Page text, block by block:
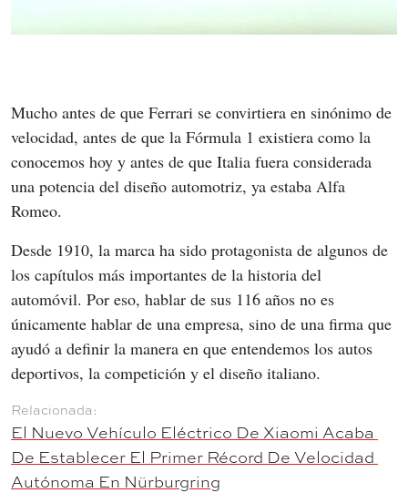
Mucho antes de que Ferrari se convirtiera en sinónimo de
velocidad, antes de que la Fórmula 1 existiera como la
conocemos hoy y antes de que Italia fuera considerada
una potencia del diseño automotriz, ya estaba Alfa
Romeo.
Desde 1910, la marca ha sido protagonista de algunos de
los capítulos más importantes de la historia del
automóvil. Por eso, hablar de sus 116 años no es
únicamente hablar de una empresa, sino de una firma que
ayudó a definir la manera en que entendemos los autos
deportivos, la competición y el diseño italiano.
El Nuevo Vehículo Eléctrico De Xiaomi Acaba
De Establecer El Primer Récord De Velocidad
Autónoma En Nürburgring